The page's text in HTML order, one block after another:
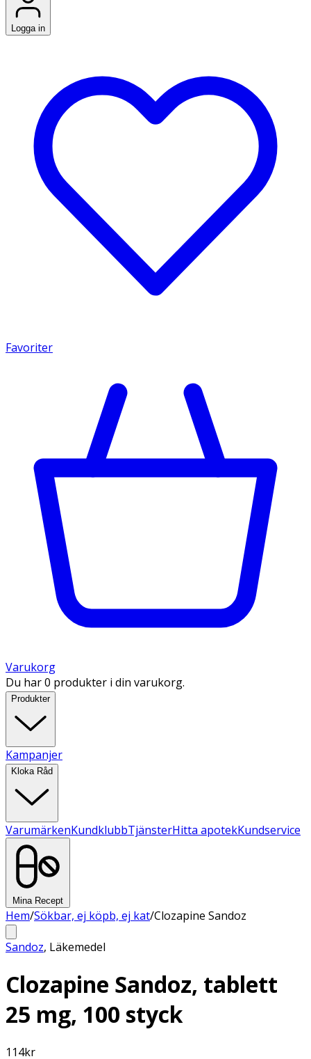
Logga in
Favoriter
Varukorg
Du har 0 produkter i din varukorg.
Produkter
Kampanjer
Kloka Råd
VarumärkenKundklubbTjänsterHitta apotekKundservice
Mina Recept
Hem/Sökbar, ej köpb, ej kat/Clozapine Sandoz
Sandoz, Läkemedel
Clozapine Sandoz, tablett
25 mg, 100 styck
114kr